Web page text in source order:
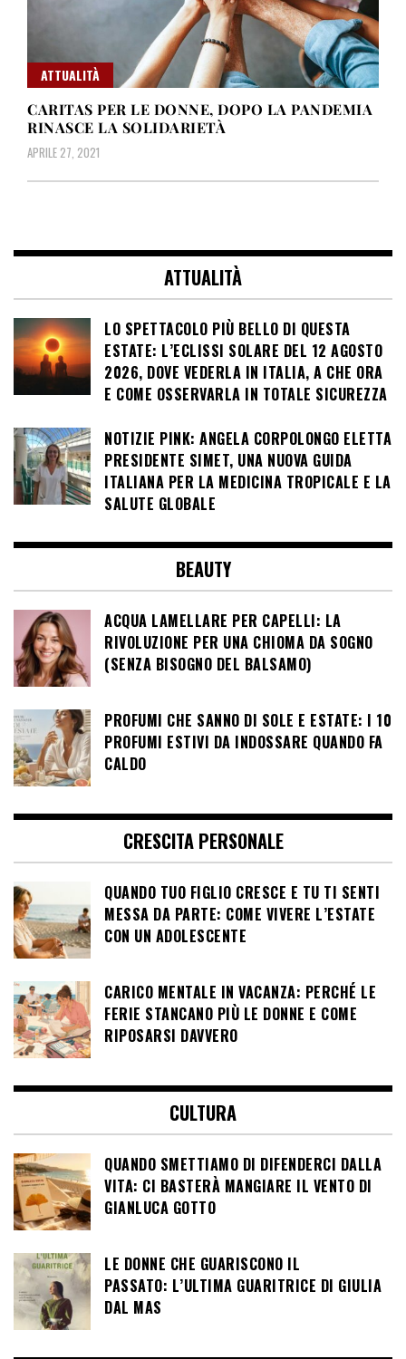
ATTUALITÀ
CARITAS PER LE DONNE, DOPO LA PANDEMIA
RINASCE LA SOLIDARIETÀ
APRILE 27, 2021
ATTUALITÀ
LO SPETTACOLO PIÙ BELLO DI QUESTA
ESTATE: L’ECLISSI SOLARE DEL 12 AGOSTO
2026, DOVE VEDERLA IN ITALIA, A CHE ORA
E COME OSSERVARLA IN TOTALE SICUREZZA
NOTIZIE PINK: ANGELA CORPOLONGO ELETTA
PRESIDENTE SIMET, UNA NUOVA GUIDA
ITALIANA PER LA MEDICINA TROPICALE E LA
SALUTE GLOBALE
BEAUTY
ACQUA LAMELLARE PER CAPELLI: LA
RIVOLUZIONE PER UNA CHIOMA DA SOGNO
(SENZA BISOGNO DEL BALSAMO)
PROFUMI CHE SANNO DI SOLE E ESTATE: I 10
PROFUMI ESTIVI DA INDOSSARE QUANDO FA
CALDO
CRESCITA PERSONALE
QUANDO TUO FIGLIO CRESCE E TU TI SENTI
MESSA DA PARTE: COME VIVERE L’ESTATE
CON UN ADOLESCENTE
CARICO MENTALE IN VACANZA: PERCHÉ LE
FERIE STANCANO PIÙ LE DONNE E COME
RIPOSARSI DAVVERO
CULTURA
QUANDO SMETTIAMO DI DIFENDERCI DALLA
VITA: CI BASTERÀ MANGIARE IL VENTO DI
GIANLUCA GOTTO
LE DONNE CHE GUARISCONO IL
PASSATO: L’ULTIMA GUARITRICE DI GIULIA
DAL MAS